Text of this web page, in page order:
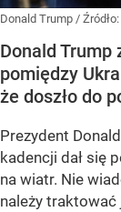
Donald Trump / Źródło:
Donald Trump
pomiędzy
że doszło do
Prezydent
kadencji dał się
na wiatr. Nie
należy